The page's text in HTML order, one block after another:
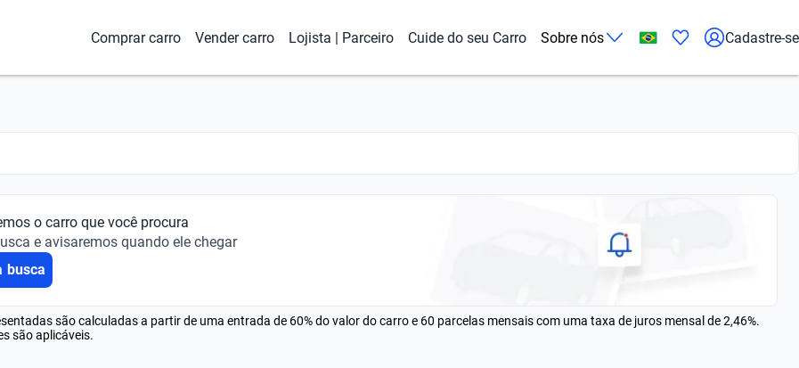
Comprar carro Vender carro Lojista | Parceiro Cuide do seu Carro Sobre nós Cadastre-se
o carro que você procura
e avisaremos quando ele chegar
busca
são calculadas a partir de uma entrada de 60% do valor do carro e 60 parcelas mensais com uma taxa de juros mensal de 2,46%.
são aplicáveis.